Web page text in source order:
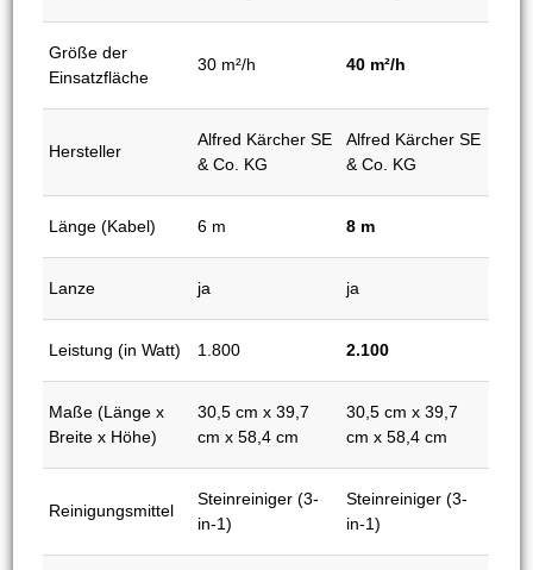
Größe der
Einsatzfläche
30 m²/h 40 m²/h
Hersteller
Alfred Kärcher SE
& Co. KG
Alfred Kärcher SE
& Co. KG
Länge (Kabel) 6 m 8 m
Lanze ja ja
Leistung (in Watt) 1.800 2.100
Maße (Länge x
Breite x Höhe)
30,5 cm x 39,7
cm x 58,4 cm
30,5 cm x 39,7
cm x 58,4 cm
Reinigungsmittel
Steinreiniger (3-
in-1)
Steinreiniger (3-
in-1)